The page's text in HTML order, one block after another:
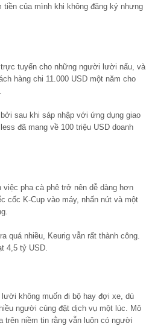
tiền của mình khi không đăng ký nhưng
trực tuyến cho những người lười nấu, và
hàng chi 11.000 USD một năm cho
sau khi sáp nhập với ứng dụng giao
đã mang về 100 triệu USD doanh
việc pha cà phê trở nên dễ dàng hơn
cốc K-Cup vào máy, nhấn nút và một
quá nhiều, Keurig vẫn rất thành công.
4,5 tỷ USD.
không muốn đi bộ hay đợi xe, dù
người cùng đặt dịch vụ một lúc. Mô
trên niềm tin rằng vẫn luôn có người